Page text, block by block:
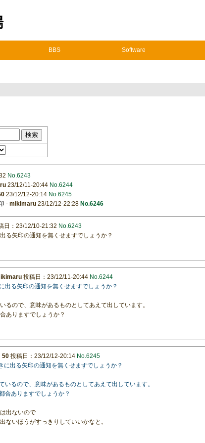
BBS Software
No.6243
23/12/11-20:44 No.6244
23/12/12-20:14 No.6245
- mikimaru 23/12/12-22:28 No.6246
日：23/12/10-21:32 No.6243
る矢印の通知を無くせますでしょうか？
投稿日：23/12/11-20:44 No.6244
出る矢印の通知を無くせますでしょうか？
るので、意味があるものとしてあえて出しています。
ありますでしょうか？
50 投稿日：23/12/12-20:14 No.6245
出る矢印の通知を無くせますでしょうか？
るので、意味があるものとしてあえて出しています。
合ありますでしょうか？
出ないので
ないほうがすっきりしていいかなと。